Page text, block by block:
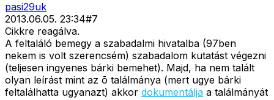
pasi29uk
2013.06.05. 23:34#7
Cikkre reagálva.
A feltaláló bemegy a szabadalmi hivatalba (97ben
nekem is volt szerencsém) szabadalom kutatást végezni
(teljesen ingyenes bárki bemehet). Majd, ha nem talált
olyan leírást mint az õ találmánya (mert ugye bárki
feltalálhatta ugyanazt) akkor dokumentálja a találmányát